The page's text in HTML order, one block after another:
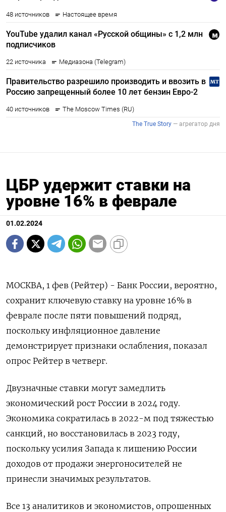
ЦБР удержит ставки на
уровне 16% в феврале
01.02.2024
МОСКВА, 1 фев (Рейтер) - Банк России, вероятно,
сохранит ключевую ставку на уровне 16% в
феврале после пяти повышений подряд,
поскольку инфляционное давление
демонстрирует признаки ослабления, показал
опрос Рейтер в четверг.
Двузначные ставки могут замедлить
экономический рост России в 2024 году.
Экономика сократилась в 2022-м под тяжестью
санкций, но восстановилась в 2023 году,
поскольку усилия Запада к лишению России
доходов от продажи энергоносителей не
принесли значимых результатов.
Все 13 аналитиков и экономистов, опрошенных